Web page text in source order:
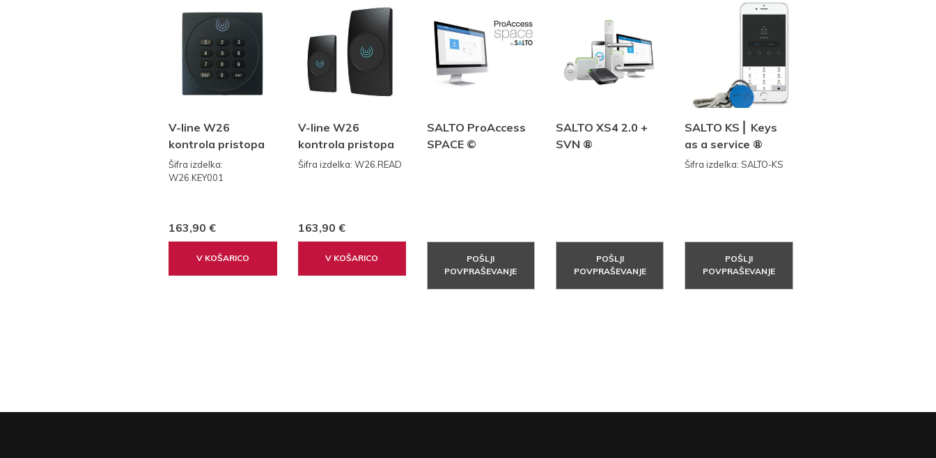
V-line W26
kontrola pristopa
(čitalec/PIN +
kontroler + 3x RFID
Šifra izdelka:
W26.KEY001
163,90 €
V KOŠARICO
V-line W26
kontrola pristopa
(čitalec + kontroler
Šifra izdelka: W26.READ
163,90 €
V KOŠARICO
SALTO ProAccess
SPACE ©
POŠLJI
POVPRAŠEVANJE
SALTO XS4 2.0 +
SVN ®
POŠLJI
POVPRAŠEVANJE
SALTO KS ⎜ Keys
as a service ®
Šifra izdelka: SALTO-KS
POŠLJI
POVPRAŠEVANJE